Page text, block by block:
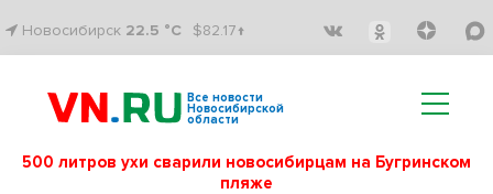
Новосибирск 22.5 °C $82.17↑
Все новости
Новосибирской
области
500 литров ухи сварили новосибирцам на Бугринском
пляже